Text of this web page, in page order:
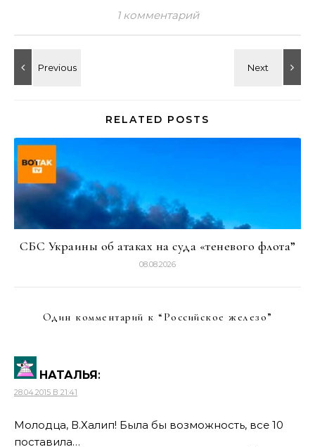
1 комментарий
RELATED POSTS
СБС Украины об атаках на суда «теневого флота”
08.08.2026
Один комментарий к “ Российское железо”
НАТАЛЬЯ:
28.04.2015 В 21:41
Молодца, В.Халип! Была бы возможность, все 10
поставила…